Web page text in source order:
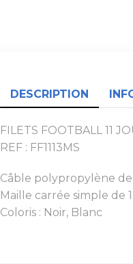
DESCRIPTION
FILETS FOOTBALL 11
REF : FF1113MS
Câble polypropylène
Maille carrée simple de
Coloris : Noir, Blanc